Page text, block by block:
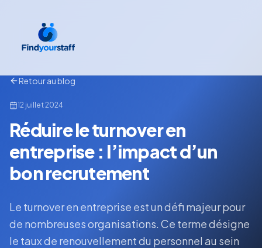
Retour au blog
12 juillet 2024
Réduire le turnover en
entreprise : l’impact d’un
bon recrutement
Le turnover en entreprise est un défi majeur pour
de nombreuses organisations. Ce terme désigne
le taux de renouvellement du personnel au sein